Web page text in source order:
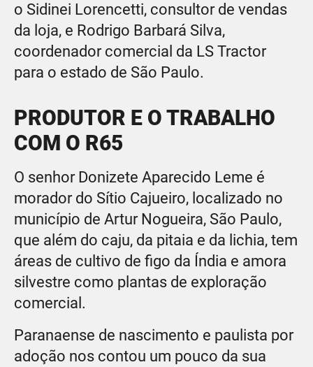
o Sidinei Lorencetti, consultor de vendas
da loja, e Rodrigo Barbará Silva,
coordenador comercial da LS Tractor
para o estado de São Paulo.
PRODUTOR E O TRABALHO
COM O R65
O senhor Donizete Aparecido Leme é
morador do Sítio Cajueiro, localizado no
município de Artur Nogueira, São Paulo,
que além do caju, da pitaia e da lichia, tem
áreas de cultivo de figo da Índia e amora
silvestre como plantas de exploração
comercial.
Paranaense de nascimento e paulista por
adoção nos contou um pouco da sua